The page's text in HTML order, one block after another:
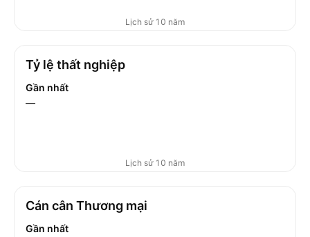
Lịch sử 10 năm
Tỷ lệ thất nghiệp
Gần nhất
—
Lịch sử 10 năm
Cán cân Thương mại
Gần nhất